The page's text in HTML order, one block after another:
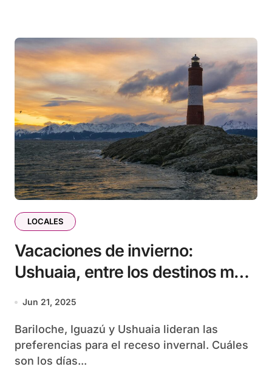
LOCALES
Vacaciones de invierno:
Ushuaia, entre los destinos más
buscados
Jun 21, 2025
Bariloche, Iguazú y Ushuaia lideran las
preferencias para el receso invernal. Cuáles
son los días...